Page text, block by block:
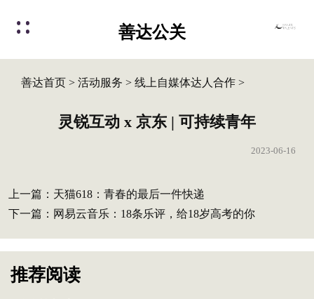
善达公关
善达首页> 活动服务 > 线上自媒体达人合作>
灵锐互动 x 京东 | 可持续青年
2023-06-16
上一篇： 天猫618：青春的最后一件快递
下一篇： 网易云音乐：18条乐评，给18岁高考的你
推荐阅读